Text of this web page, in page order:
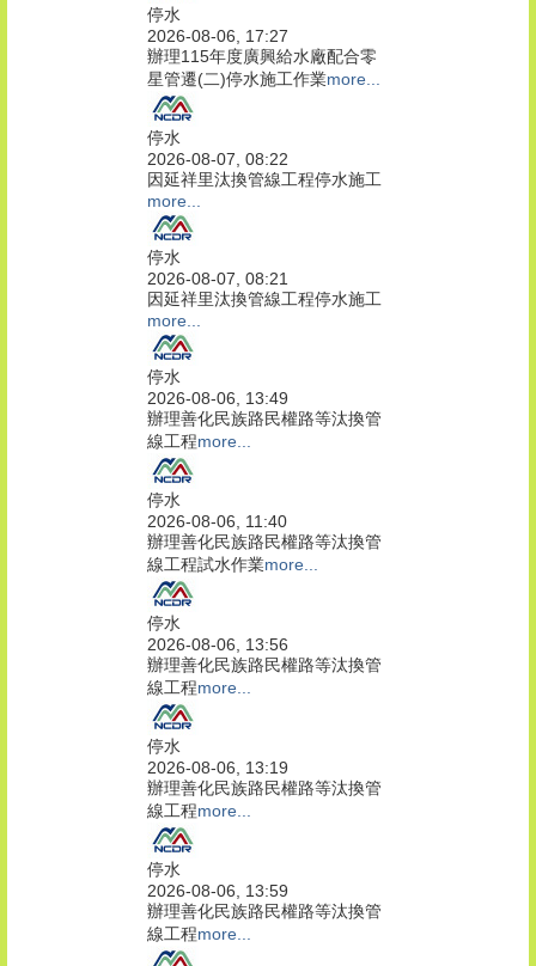
停水
2026-08-06, 17:27
辦理115年度廣興給水廠配合零
星管遷(二)停水施工作業more...
停水
2026-08-07, 08:22
因延祥里汰換管線工程停水施工
more...
停水
2026-08-07, 08:21
因延祥里汰換管線工程停水施工
more...
停水
2026-08-06, 13:49
辦理善化民族路民權路等汰換管
線工程more...
停水
2026-08-06, 11:40
辦理善化民族路民權路等汰換管
線工程試水作業more...
停水
2026-08-06, 13:56
辦理善化民族路民權路等汰換管
線工程more...
停水
2026-08-06, 13:19
辦理善化民族路民權路等汰換管
線工程more...
停水
2026-08-06, 13:59
辦理善化民族路民權路等汰換管
線工程more...